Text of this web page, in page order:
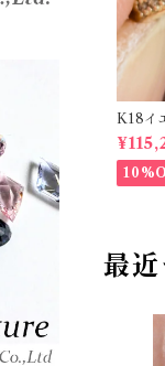
K18イ
t【
最